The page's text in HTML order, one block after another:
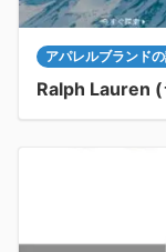
アパレルブランド
Ralph Lauren (